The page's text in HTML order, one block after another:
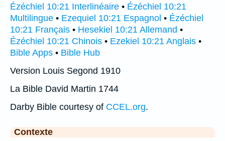
Ézéchiel 10:21 Interlinéaire • Ézéchiel 10:21
Multilingue • Ezequiel 10:21 Espagnol • Ézéchiel
10:21 Français • Hesekiel 10:21 Allemand •
Ézéchiel 10:21 Chinois • Ezekiel 10:21 Anglais •
Bible Apps • Bible Hub
Version Louis Segond 1910
La Bible David Martin 1744
Darby Bible courtesy of CCEL.org.
Contexte